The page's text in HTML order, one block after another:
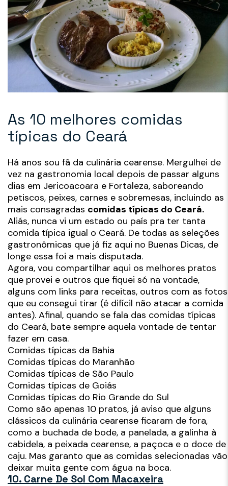
As 10 melhores comidas
típicas do Ceará
Há anos sou fã da culinária cearense. Mergulhei de
vez na gastronomia local depois de passar alguns
dias em Jericoacoara e Fortaleza, saboreando
petiscos, peixes, carnes e sobremesas, incluindo as
mais consagradas comidas típicas do Ceará.
Aliás, nunca vi um estado ou país pra ter tanta
comida típica igual o Ceará. De todas as seleções
gastronômicas que já fiz aqui no Buenas Dicas, de
longe essa foi a mais disputada.
Agora, vou compartilhar aqui os melhores pratos
que provei e outros que fiquei só na vontade,
alguns com links para receitas, outros com as fotos
que eu consegui tirar (é difícil não atacar a comida
antes). Afinal, quando se fala das comidas típicas
do Ceará, bate sempre aquela vontade de tentar
fazer em casa.
Comidas típicas da Bahia
Comidas típicas do Maranhão
Comidas típicas de São Paulo
Comidas típicas de Goiás
Comidas típicas do Rio Grande do Sul
Como são apenas 10 pratos, já aviso que alguns
clássicos da culinária cearense ficaram de fora,
como a buchada de bode, a panelada, a galinha à
cabidela, a peixada cearense, a paçoca e o doce de
caju. Mas garanto que as comidas selecionadas vão
deixar muita gente com água na boca.
10. Carne De Sol Com Macaxeira